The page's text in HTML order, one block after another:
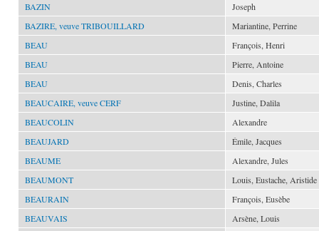
BAZIN
Joseph
BAZIRE, veuve TRIBOUILLARD
Mariantine, Perrine
BEAU
François, Henri
BEAU
Pierre, Antoine
BEAU
Denis, Charles
BEAUCAIRE, veuve CERF
Justine, Dalila
BEAUCOLIN
Alexandre
BEAUJARD
Émile, Jacques
BEAUME
Alexandre, Jules
BEAUMONT
Louis, Eustache, Aristide
BEAURAIN
François, Eusèbe
BEAUVAIS
Arsène, Louis